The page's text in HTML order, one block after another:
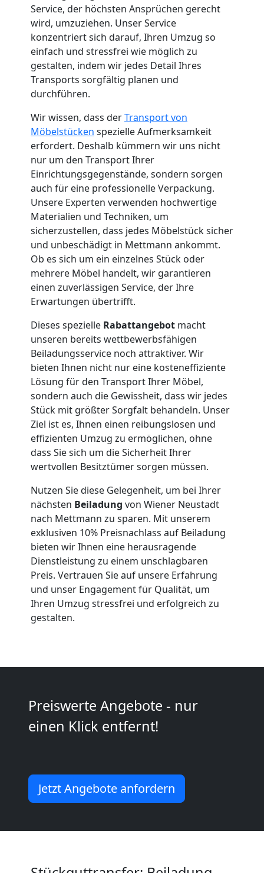
Service, der höchsten Ansprüchen gerecht
wird, umzuziehen. Unser Service
konzentriert sich darauf, Ihren Umzug so
einfach und stressfrei wie möglich zu
gestalten, indem wir jedes Detail Ihres
Transports sorgfältig planen und
durchführen.
Wir wissen, dass derTransport von
Möbelstücken spezielle Aufmerksamkeit
erfordert. Deshalb kümmern wir uns nicht
nur um den Transport Ihrer
Einrichtungsgegenstände, sondern sorgen
auch für eine professionelle Verpackung.
Unsere Experten verwenden hochwertige
Materialien und Techniken, um
sicherzustellen, dass jedes Möbelstück sicher
und unbeschädigt in Mettmann ankommt.
Ob es sich um ein einzelnes Stück oder
mehrere Möbel handelt, wir garantieren
einen zuverlässigen Service, der Ihre
Erwartungen übertrifft.
Dieses spezielle Rabattangebot macht
unseren bereits wettbewerbsfähigen
Beiladungsservice noch attraktiver. Wir
bieten Ihnen nicht nur eine kosteneffiziente
Lösung für den Transport Ihrer Möbel,
sondern auch die Gewissheit, dass wir jedes
Stück mit größter Sorgfalt behandeln. Unser
Ziel ist es, Ihnen einen reibungslosen und
effizienten Umzug zu ermöglichen, ohne
dass Sie sich um die Sicherheit Ihrer
wertvollen Besitztümer sorgen müssen.
Nutzen Sie diese Gelegenheit, um bei Ihrer
nächsten Beiladung von Wiener Neustadt
nach Mettmann zu sparen. Mit unserem
exklusiven 10% Preisnachlass auf Beiladung
bieten wir Ihnen eine herausragende
Dienstleistung zu einem unschlagbaren
Preis. Vertrauen Sie auf unsere Erfahrung
und unser Engagement für Qualität, um
Ihren Umzug stressfrei und erfolgreich zu
gestalten.
Preiswerte Angebote - nur
einen Klick entfernt!
Jetzt Angebote anfordern
Neustadt
Fernumzug
Wiener
Neustadt
Firmenumzug
Wiener
Neustadt
Büroumzug
Wiener
Neustadt
Expressumzug
Wiener
Neustadt
Tragehilfe
Wiener
Neustadt
Kleiner
Umzug
Wiener
Neustadt
Küchenumzug
Wiener
Neustadt
Umzug